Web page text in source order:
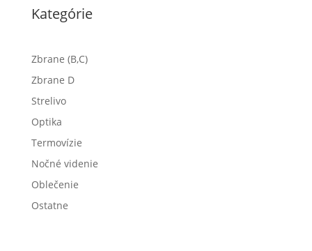
Kategórie
Zbrane (B,C)
Zbrane D
Strelivo
Optika
Termovízie
Nočné videnie
Oblečenie
Ostatne